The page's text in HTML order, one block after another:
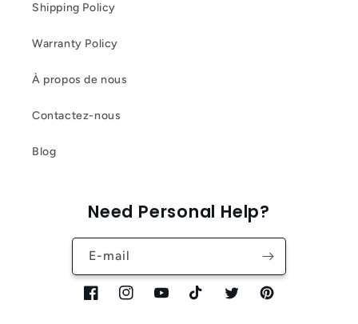
Shipping Policy
Warranty Policy
À propos de nous
Contactez-nous
Blog
Need Personal Help?
E-mail
FacebookInstagramYouTubeTikTok TwitterPinterest